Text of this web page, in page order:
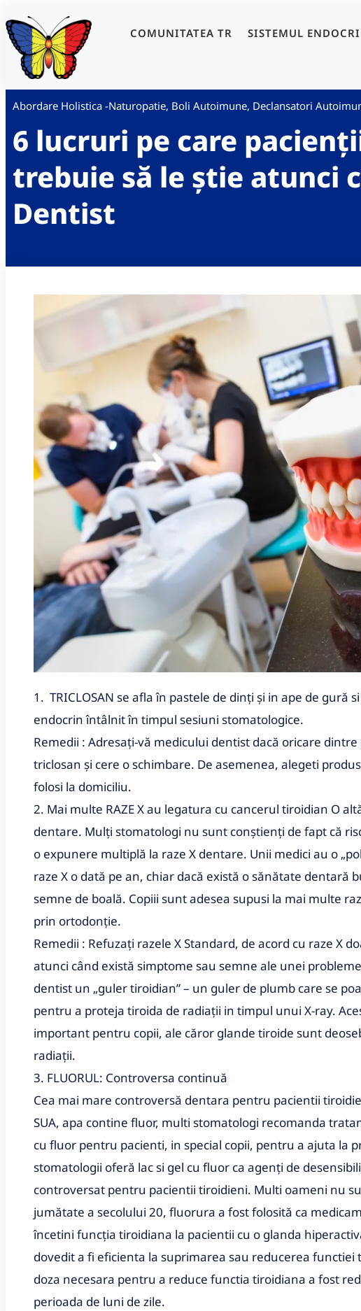
COMUNITATEA TR SISTEMUL
Abordare Holistica -Naturopatie, Boli Autoimune, Declansatori
6 lucruri pe care
trebuie să le știe atunci
Dentist
1. TRICLOSAN se afla în pastele de dinți și in ape de
endocrin întâlnit în timpul sesiuni stomatologice.
Remedii : Adresați-vă medicului dentist dacă oricare
triclosan și cere o schimbare. De asemenea, alegeti
folosi la domiciliu.
2. Mai multe RAZE X au legatura cu cancerul tiroidian O
dentare. Mulți stomatologi nu sunt conștienți de fapt că
o expunere multiplă la raze X dentare. Unii medici au o
raze X o dată pe an, chiar dacă există o sănătate dentară
semne de boală. Copiii sunt adesea supusi la mai multe
prin ortodonție.
Remedii : Refuzați razele X Standard, de acord cu raze X
atunci când există simptome sau semne ale unei
dentist un „guler tiroidian” – un guler de plumb care se
pentru a proteja tiroida de radiații in timpul unui X-ray.
important pentru copii, ale căror glande tiroide sunt
radiații.
3. FLUORUL: Controversa continuă
Cea mai mare controversă dentara pentru pacientii
SUA, apa contine fluor, multi stomatologi recomanda
cu fluor pentru pacienti, in special copii, pentru a ajuta la
stomatologii oferă lac si gel cu fluor ca agenți de
controversat pentru pacientii tiroidieni. Multi oameni nu
jumătate a secolului 20, fluorura a fost folosită ca
încetini funcția tiroidiana la pacientii cu o glanda
dovedit a fi eficienta la suprimarea sau reducerea
doza necesara pentru a reduce functia tiroidiana a fost
perioada de luni de zile.